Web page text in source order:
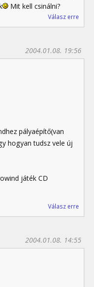
Mit kell csinálni?
Válasz erre
2004.01.08. 19:56
pályaépítő(van
hogyan tudsz vele új
játék CD
Válasz erre
2004.01.08. 14:55